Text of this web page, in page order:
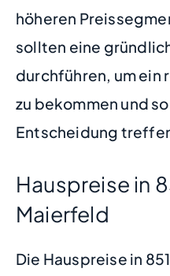
höheren
sollten eine
durchführen, um ein
zu bekommen und
Entscheidung
Hauspreise in
Maierfeld
Die Hauspreise in